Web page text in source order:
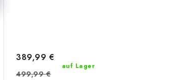
auf Lager
389,99 €
499,99 €